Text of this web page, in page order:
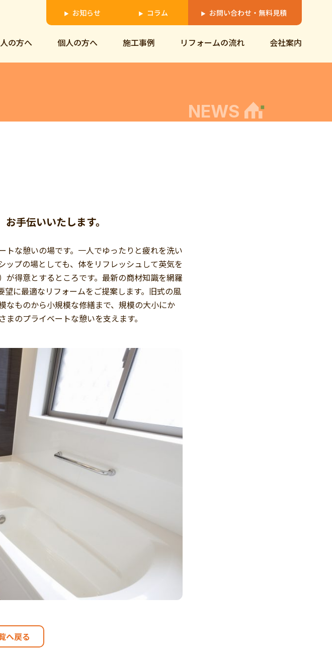
▶ お知らせ ▶ コラム ▶ お問い合わせ・無料見積
の方へ 個人の方へ 施工事例 リフォームの流れ 会社案内
NEWS
手伝いいたします。
な憩いの場です。一人でゆったりと疲れを洗い
プの場としても、体をリフレッシュして英気を
得意とするところです。最新の商材知識を網羅
に最適なリフォームをご提案します。旧式の風
なものから小規模な修繕まで、規模の大小にか
のプライベートな憩いを支えます。
へ戻る